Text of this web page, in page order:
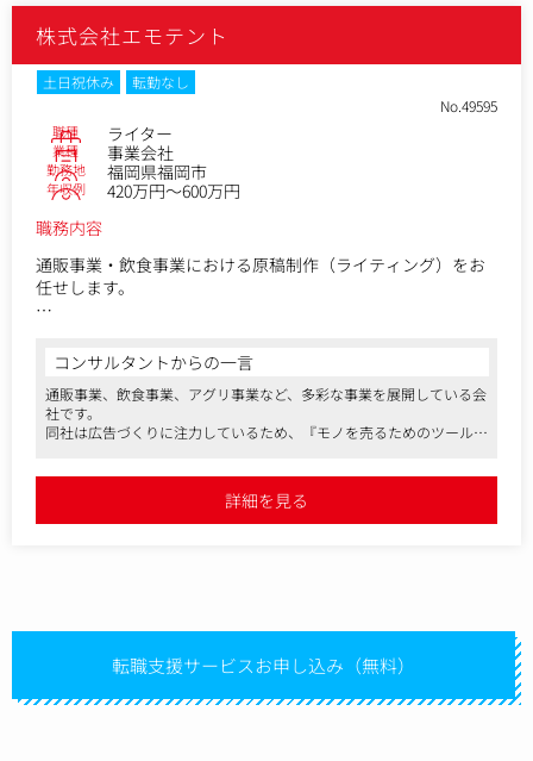
上記以外にも、新商品のパッケージデザインや、「伊都きん
ぐ」の新店舗デザインなどもございます。
部署や事業にとらわれず、適性や実力に応じて幅広い業務に
挑戦して頂けますので、モノが売れる楽しさを、一緒に感じ
ていただけるお仕事です！
＜同社について＞
「世の中に、トキメキを届けたい！」という想いで、通販・
飲食事業をはじめ、様々な分野に事業を展開しています。
“人の心を動かすモノづくり”に、一緒に取り組んでいただけ
る方をお待ちしています！
【変更の範囲】無
株式会社エモテント
土日祝休み
転勤なし
No.49595
職種 ライター
業種 事業会社
勤務地 福岡県福岡市
年収例
420万円～600万円
職務内容
通販事業・飲食事業における原稿制作（ライティング）をお
任せします。
（通販）」を中心とした広告・販促ツールや、福岡県産あま
おう苺加工販売所「伊都きんぐ（飲食）」を中心とした、広
告・ポップの原稿制作全般に携わっていただきます。
◎広告原稿の制作（新聞、チラシ、Web広告、ポップ）
◎通販の会員様向けメールマガジンの制作
す。
＜同社について＞
「世の中に、トキメキを届けたい！」という想いで、通販・
コンサルタントからの一言
通販事業、飲食事業、アグリ事業など、多彩な事業を展開している会
社です。
同社は広告づくりに注力しているため、『モノを売るためのツールづ
マスメディアンからの紹介・入社実績もあります。
詳細を見る
転職支援サービスお申し込み（無料）